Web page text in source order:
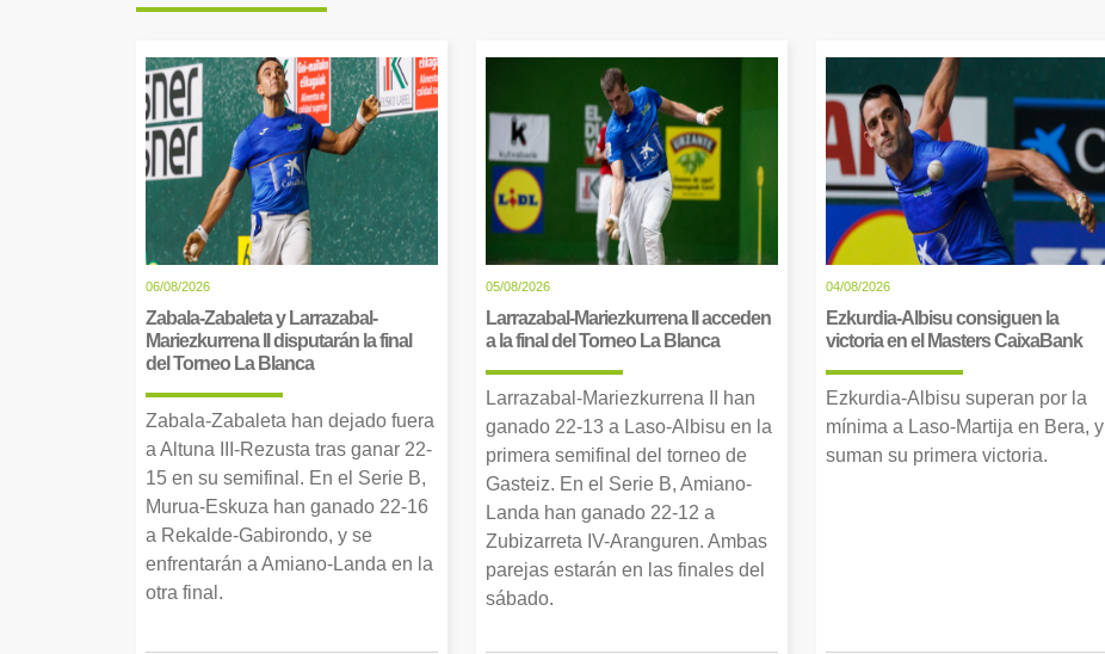
06/08/2026
Zabala-Zabaleta y Larrazabal-
Mariezkurrena II disputarán la final
del Torneo La Blanca
Zabala-Zabaleta han dejado fuera
a Altuna III-Rezusta tras ganar 22-
15 en su semifinal. En el Serie B,
Murua-Eskuza han ganado 22-16
a Rekalde-Gabirondo, y se
enfrentarán a Amiano-Landa en la
otra final.
05/08/2026
Larrazabal-Mariezkurrena II acceden
a la final del Torneo La Blanca
Larrazabal-Mariezkurrena II han
ganado 22-13 a Laso-Albisu en la
primera semifinal del torneo de
Gasteiz. En el Serie B, Amiano-
Landa han ganado 22-12 a
Zubizarreta IV-Aranguren. Ambas
parejas estarán en las finales del
sábado.
04/08/2026
Ezkurdia-Albisu consiguen la
victoria en el Masters CaixaBank
Ezkurdia-Albisu superan por la
mínima a Laso-Martija en Bera, y
suman su primera victoria.